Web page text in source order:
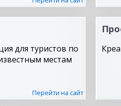
для туристов по
местам
Перейти на сайт